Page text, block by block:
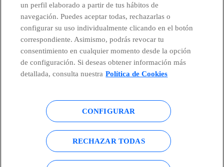
Canal de Denuncias
Centro Global Transparencia
Política de cookies Aviso legal
Accesibilidad Política de privacidad
Mapa del sitio
un perfil elaborado a partir de tus hábitos de
navegación. Puedes aceptar todas, rechazarlas o
configurar su uso individualmente clicando en el botón
correspondiente. Asimismo, podrás revocar tu
consentimiento en cualquier momento desde la opción
de configuración. Si deseas obtener información más
detallada, consulta nuestra Política de Cookies
CONFIGURAR
RECHAZAR TODAS